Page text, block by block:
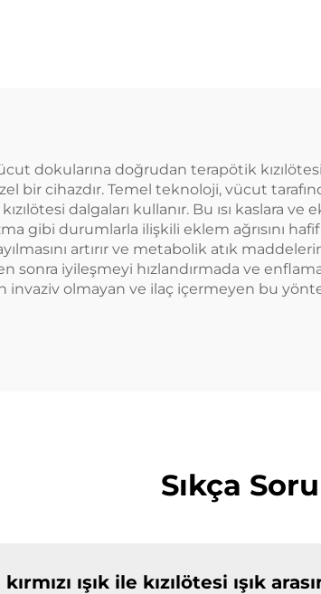
dokularına doğrudan terapötik
bir cihazdır. Temel teknoloji, vücut
dalgaları kullanır. Bu ısı kaslara
gibi durumlarla ilişkili eklem ağrısını
artırır ve metabolik atık
sonra iyileşmeyi hızlandırmada ve
invaziv olmayan ve ilaç içermeyen bu
Sıkça
ışık ile kızılötesi ışık